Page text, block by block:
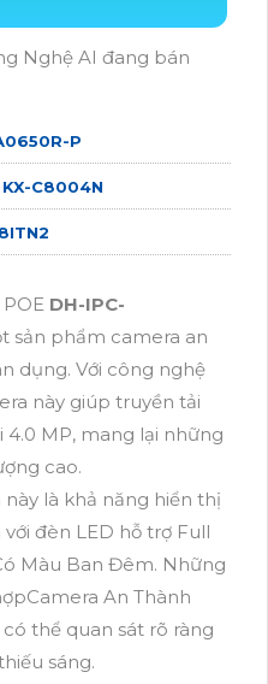
Nghệ AI đang bán
P
C8004N
DH-IPC-
sản phẩm camera an
dụng. Với công nghệ
này giúp truyền tải
4.0 MP, mang lại những
cao.
là khả năng hiển thị
đèn LED hỗ trợ Full
Màu Ban Đêm. Những
An Thành
thể quan sát rõ ràng
sáng.